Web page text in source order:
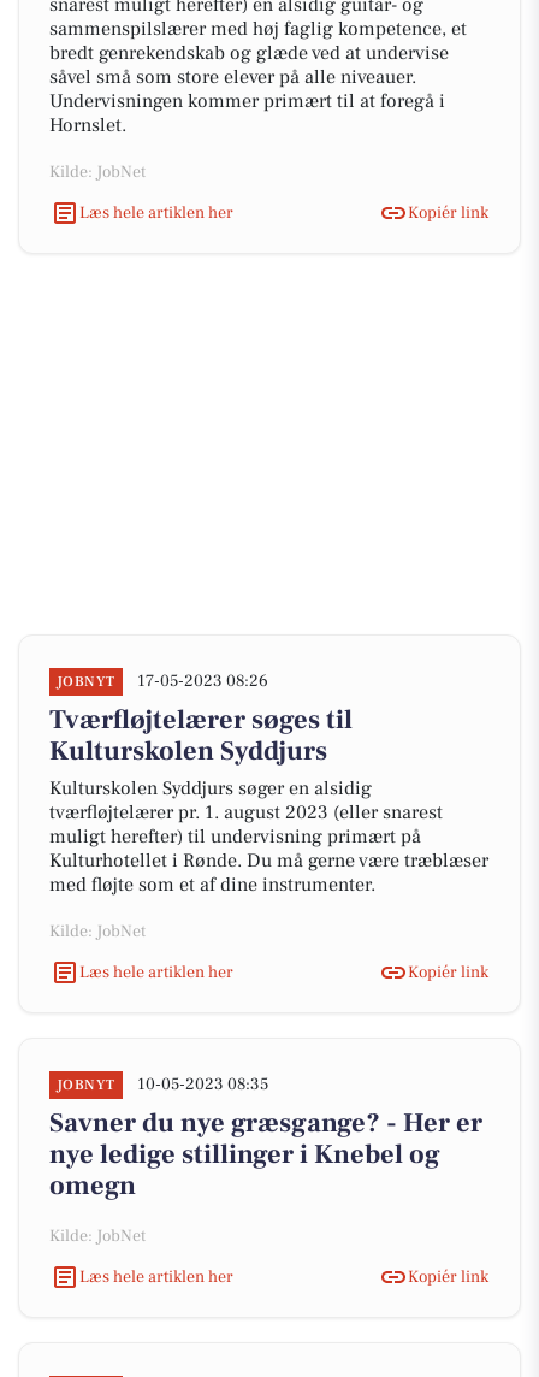
snarest muligt herefter) en alsidig guitar- og
sammenspilslærer med høj faglig kompetence, et
bredt genrekendskab og glæde ved at undervise
såvel små som store elever på alle niveauer.
Undervisningen kommer primært til at foregå i
Hornslet.
Kilde: JobNet
Læs hele artiklen her
Kopiér link
JOBNYT 17-05-2023 08:26
Tværfløjtelærer søges til
Kulturskolen Syddjurs
Kulturskolen Syddjurs søger en alsidig
tværfløjtelærer pr. 1. august 2023 (eller snarest
muligt herefter) til undervisning primært på
Kulturhotellet i Rønde. Du må gerne være træblæser
med fløjte som et af dine instrumenter.
Kilde: JobNet
Læs hele artiklen her
Kopiér link
JOBNYT 10-05-2023 08:35
Savner du nye græsgange? - Her er
nye ledige stillinger i Knebel og
omegn
Kilde: JobNet
Læs hele artiklen her
Kopiér link